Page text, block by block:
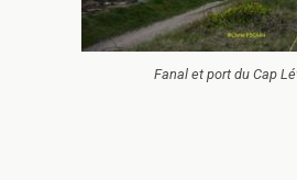
Fanal et port du Cap